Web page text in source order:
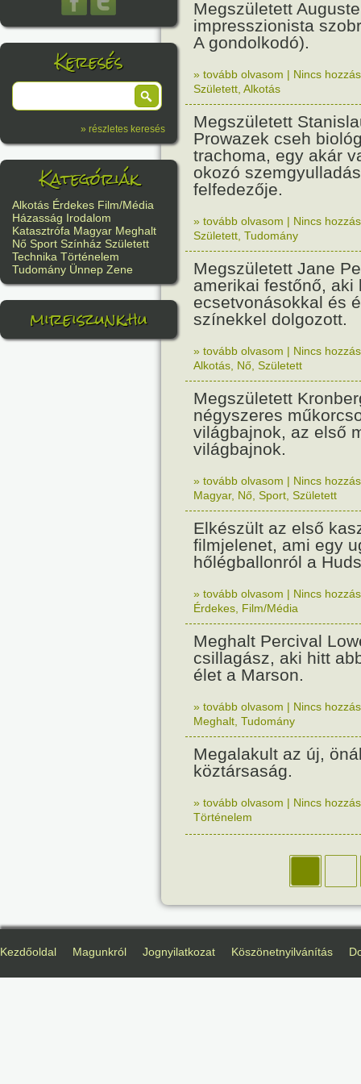
Keresés
» részletes keresés
Kategóriák
Alkotás Érdekes Film/Média
Házasság Irodalom
Katasztrófa Magyar Meghalt
Nő Sport Színház Született
Technika Történelem
Tudomány Ünnep Zene
mireiszunk.hu
Megszületett
impresszionista
A gondolkodó).
» tovább olvasom | Nincs
Született Alkotás
Megszületett
Prowazek cseh
trachoma, egy akár
okozó
felfedezője.
» tovább olvasom | Nincs
Született Tudomány
Megszületett Jane
amerikai festőnő, aki
ecsetvonásokkal és
színekkel dolgozott.
» tovább olvasom | Nincs
Alkotás Nő Született
Megszületett
négyszeres
világbajnok, az első
világbajnok.
» tovább olvasom | Nincs
Magyar, Nő Sport Született
Elkészült az első
filmjelenet, ami egy
hőlégballonról a
» tovább olvasom | Nincs
Érdekes Film/Média
Meghalt Percival
csillagász, aki hitt
élet a Marson.
» tovább olvasom | Nincs
Meghalt Tudomány
Megalakult az új,
köztársaság.
» tovább olvasom | Nincs
Történelem
Kezdőoldal Magunkról Jognyilatkozat Köszönetnyilvánítás